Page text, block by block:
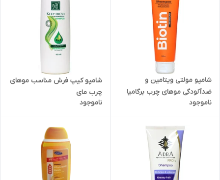
شامپو مولتی ویتامین و
ضدآلودگی موهای چرب برگامیا
ناموجود
شامپو کیپ فرش مناسب موهای
چرب مای
ناموجود